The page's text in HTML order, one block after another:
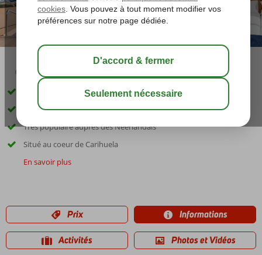
03:00 sauver
Adultes uniquement : âge minimum 18 ans
Gagnant du trophée de l'Hôtel de l'année
Très populaire auprès des Néerlandais
Situé au coeur de Carihuela
En savoir plus
Prix Informations
Activités Photos et Vidéos